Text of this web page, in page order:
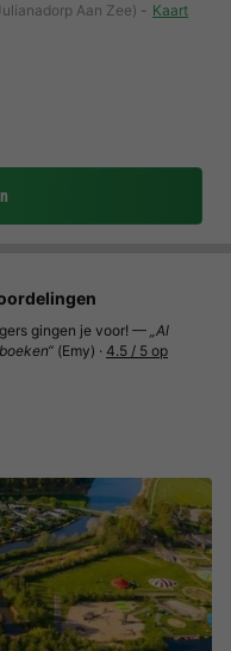
Aan Zee) Kaart
gingen je voor! — „Al
(Emy) · 4.5 / 5 op